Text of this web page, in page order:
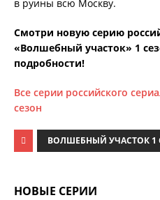
в руины всю Москву.
Смотри новую серию
«Волшебный участок» 1
подробности!
Все серии российского
сезон
ВОЛШЕБНЫЙ УЧАСТОК 1
НОВЫЕ СЕРИИ